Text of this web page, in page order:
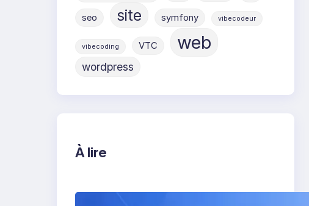
seo site symfony vibecodeur
vibecoding VTC web
wordpress
À lire